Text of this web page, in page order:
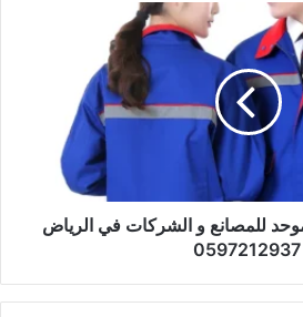
للمصانع و الشركات في الرياض
0597212937